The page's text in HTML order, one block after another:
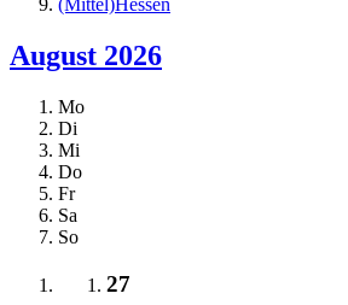
(Mittel)Hessen
August 2026
Mo
Di
Mi
Do
Fr
Sa
So
27